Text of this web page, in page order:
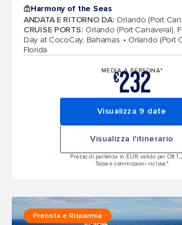
Harmony of the Seas
ANDATA E RITORNO DA: Orlando (Port
CRUISE PORTS: Orlando (Port Canaveral),
Day at CocoCay, Bahamas
Orlando (Port
Florida
MEDIA A PERSONA*
€232
Visualizza 9 date
Visualizza l'itinerario
Prezzo di partenza in EUR, valido per Ott 1,
Tasse e commissioni incluse.*
Prenota e Risparmia